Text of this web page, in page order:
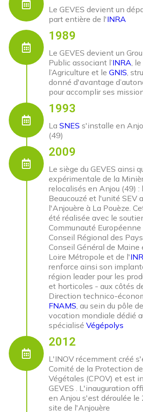
Le GEVES devient un
part entière de l'INRA
1989
Le GEVES devient un
Public associant l’INRA,
l’Agriculture et le GNIS,
donné d'avantage
pour accomplir ses
1993
La SNES s'installe en
(49)
2009
Le siège du GEVES ainsi
expérimentale de la
relocalisés en Anjou (49) :
Beaucouzé et l'unité SEV
l'Anjouère à La Pouèze.
été réalisée avec le
Communauté Européenne
Conseil Régional des
Conseil Général de Maine
Loire Métropole et de l'
renforce ainsi son
région leader pour les
et horticoles - aux côtés
Direction technico-
FNAMS, au sein du pôle
vocation mondiale dédié
spécialisé Végépolys
2012
L'INOV récemment créé
Comité de la Protection
Végétales (CPOV) et est
GEVES . L'inauguration
en Anjou s'est déroulée le
site de l'Anjouère